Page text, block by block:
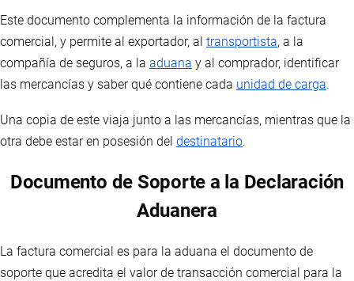
Este documento complementa la información de la factura
comercial, y permite al exportador, al transportista, a la
compañía de seguros, a la aduana y al comprador, identificar
las mercancías y saber qué contiene cada unidad de carga.
Una copia de este viaja junto a las mercancías, mientras que la
otra debe estar en posesión del destinatario.
Documento de Soporte a la Declaración
Aduanera
La factura comercial es para la aduana el documento de
soporte que acredita el valor de transacción comercial para la